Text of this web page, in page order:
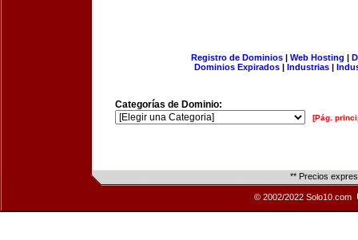
Registro de Dominios| Web Hosting |
Dominios Expirados | Industrias |
Categorías de Dominio:
[Pág.
** Precios
© 2002/2022 Solo10.com